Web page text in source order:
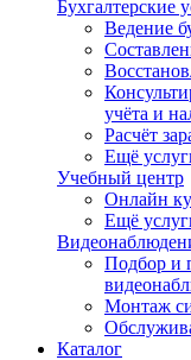
Бухгалтерские
Ведение
учёта и
Расчёт
Ещё
Учебный центр
Онлайн
Ещё
Подбор и
Монтаж
Каталог